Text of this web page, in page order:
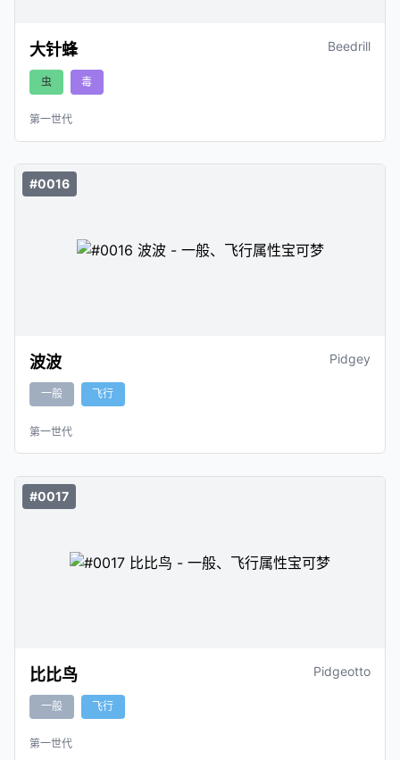
大针蜂 Beedrill
虫 毒
第一世代
#0016
波波 Pidgey
一般 飞行
第一世代
#0017
比比鸟 Pidgeotto
一般 飞行
第一世代